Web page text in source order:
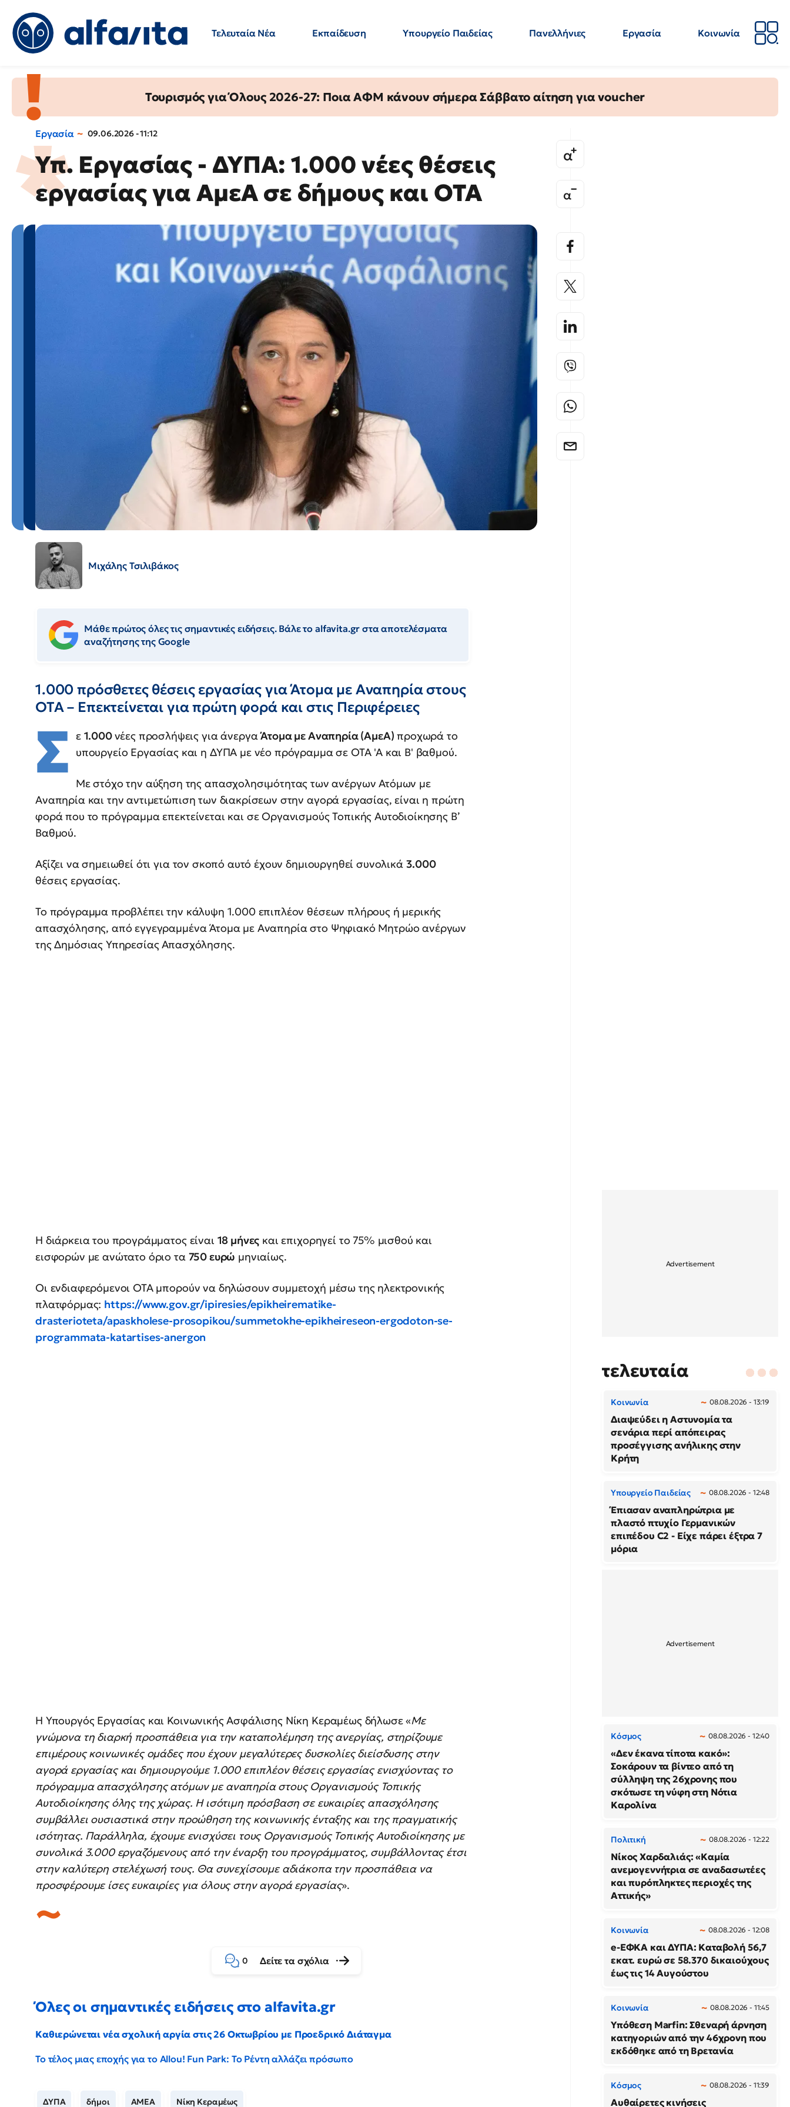
Τελευταία Νέα Εκπαίδευση Υπουργείο Παιδείας Πανελλήνιες Εργασία
Κοινωνία
Τουρισμός για Όλους 2026-27: Ποια ΑΦΜ κάνουν σήμερα Σάββατο αίτηση για voucher
Εργασία 09.06.2026 - 11:12
Υπ. Εργασίας - ΔΥΠΑ: 1.000 νέες θέσεις
εργασίας για ΑμεΑ σε δήμους και ΟΤΑ
Μιχάλης Τσιλιβάκος
Μάθε πρώτος όλες τις σημαντικές ειδήσεις. Βάλε το alfavita.gr στα αποτελέσματα
αναζήτησης της Google
1.000 πρόσθετες θέσεις εργασίας για Άτομα με Αναπηρία στους
ΟΤΑ – Επεκτείνεται για πρώτη φορά και στις Περιφέρειες
Σ ε 1.000νέες προσλήψεις για άνεργαΆτομα με Αναπηρία (ΑμεΑ) προχωρά το
υπουργείο Εργασίας και η ΔΥΠΑ με νέο πρόγραμμα σε ΟΤΑ 'Α και Β' βαθμού.
Με στόχο την αύξηση της απασχολησιμότητας των ανέργων Ατόμων με
Αναπηρία και την αντιμετώπιση των διακρίσεων στην αγορά εργασίας, είναι η πρώτη
φορά που το πρόγραμμα επεκτείνεται και σε Οργανισμούς Τοπικής Αυτοδιοίκησης Β’
Βαθμού.
Αξίζει να σημειωθεί ότι για τον σκοπό αυτό έχουν δημιουργηθεί συνολικά 3.000
θέσεις εργασίας.
Το πρόγραμμα προβλέπει την κάλυψη 1.000 επιπλέον θέσεων πλήρους ή μερικής
απασχόλησης, από εγγεγραμμένα Άτομα με Αναπηρία στο Ψηφιακό Μητρώο ανέργων
της Δημόσιας Υπηρεσίας Απασχόλησης.
Η διάρκεια του προγράμματος είναι 18 μήνες και επιχορηγεί το 75% μισθού και
εισφορών με ανώτατο όριο τα 750 ευρώ μηνιαίως.
Οι ενδιαφερόμενοι ΟΤΑ μπορούν να δηλώσουν συμμετοχή μέσω της ηλεκτρονικής
πλατφόρμας: https://www.gov.gr/ipiresies/epikheirematike-
drasterioteta/apaskholese-prosopikou/summetokhe-epikheireseon-ergodoton-se-
programmata-katartises-anergon
Η Υπουργός Εργασίας και Κοινωνικής Ασφάλισης Νίκη Κεραμέως δήλωσε «Με
γνώμονα τη διαρκή προσπάθεια για την καταπολέμηση της ανεργίας, στηρίζουμε
επιμέρους κοινωνικές ομάδες που έχουν μεγαλύτερες δυσκολίες διείσδυσης στην
αγορά εργασίας και δημιουργούμε 1.000 επιπλέον θέσεις εργασίας ενισχύοντας το
πρόγραμμα απασχόλησης ατόμων με αναπηρία στους Οργανισμούς Τοπικής
Αυτοδιοίκησης όλης της χώρας. Η ισότιμη πρόσβαση σε ευκαιρίες απασχόλησης
συμβάλλει ουσιαστικά στην προώθηση της κοινωνικής ένταξης και της πραγματικής
ισότητας. Παράλληλα, έχουμε ενισχύσει τους Οργανισμούς Τοπικής Αυτοδιοίκησης με
συνολικά 3.000 εργαζόμενους από την έναρξη του προγράμματος, συμβάλλοντας έτσι
στην καλύτερη στελέχωσή τους. Θα συνεχίσουμε αδιάκοπα την προσπάθεια να
προσφέρουμε ίσες ευκαιρίες για όλους στην αγορά εργασίας».
0 Δείτε τα σχόλια
Όλες οι σημαντικές ειδήσεις στο alfavita.gr
Καθιερώνεται νέα σχολική αργία στις 26 Οκτωβρίου με Προεδρικό Διάταγμα
Το τέλος μιας εποχής για το Allou! Fun Park: Το Ρέντη αλλάζει πρόσωπο
ΔΥΠΑ δήμοι ΑΜΕΑ Νίκη Κεραμέως
τελευταία
Κοινωνία 08.08.2026 - 13:19
Διαψεύδει η Αστυνομία τα
σενάρια περί απόπειρας
προσέγγισης ανήλικης στην
Κρήτη
Υπουργείο Παιδείας 08.08.2026 - 12:48
Έπιασαν αναπληρώτρια με
πλαστό πτυχίο Γερμανικών
επιπέδου C2 - Είχε πάρει έξτρα 7
μόρια
Κόσμος 08.08.2026 - 12:40
«Δεν έκανα τίποτα κακό»:
Σοκάρουν τα βίντεο από τη
σύλληψη της 26χρονης που
σκότωσε τη νύφη στη Νότια
Καρολίνα
Πολιτική 08.08.2026 - 12:22
Νίκος Χαρδαλιάς: «Καμία
ανεμογεννήτρια σε αναδασωτέες
και πυρόπληκτες περιοχές της
Αττικής»
Κοινωνία 08.08.2026 - 12:08
e-ΕΦΚΑ και ΔΥΠΑ: Καταβολή 56,7
εκατ. ευρώ σε 58.370 δικαιούχους
έως τις 14 Αυγούστου
Κοινωνία 08.08.2026 - 11:45
Υπόθεση Marfin: Σθεναρή άρνηση
κατηγοριών από την 46χρονη που
εκδόθηκε από τη Βρετανία
Κόσμος 08.08.2026 - 11:39
Αυθαίρετες κινήσεις